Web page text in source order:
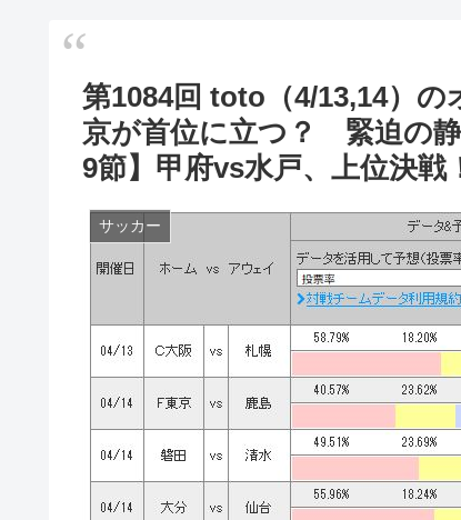
第1084回 toto（4/13,14）
京が首位に立つ？ 緊迫の
9節】甲府vs水戸、上位決戦
サッカー